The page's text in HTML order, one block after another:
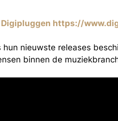
Digipluggen https://
nieuwste releases
binnen de